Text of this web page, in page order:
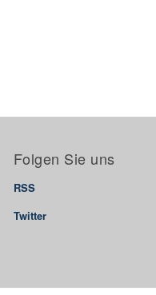
Folgen Sie uns
RSS
Twitter